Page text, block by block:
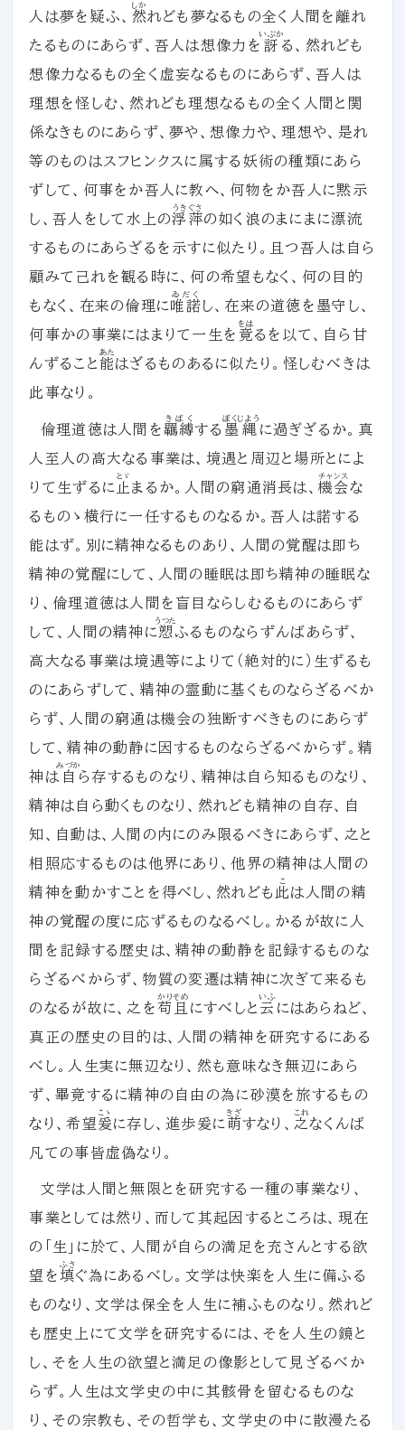
人は夢を疑ふ、 然
しか
れども夢なるもの全く人間を離れ
たるものにあらず、吾人は想像力を 訝
いぶか
る、然れども
想像力なるもの全く虚妄なるものにあらず、吾人は
理想を怪しむ、然れども理想なるもの全く人間と関
係なきものにあらず、夢や、想像力や、理想や、是れ
等のものはスフヒンクスに属する妖術の種類にあら
ずして、何事をか吾人に教へ、何物をか吾人に黙示
し、吾人をして水上の浮萍
うきぐさ
の如く浪のまにまに漂流
するものにあらざるを示すに似たり。且つ吾人は自ら
顧みて己れを観る時に、何の希望もなく、何の目的
もなく、在来の倫理に唯諾
ゐだく
し、在来の道徳を墨守し、
何事かの事業にはまりて一生を 竟
をは
るを以て、自ら甘
んずること能
あた
はざるものあるに似たり。怪しむべきは
此事なり。
倫理道徳は人間を羈縛
きばく
する 墨縄
ぼくじよう
に過ぎざるか。真
人至人の高大なる事業は、境遇と周辺と場所とによ
りて生ずるに 止
とゞ
まるか。人間の窮通消長は、 機会
チャンス
な
るものゝ横行に一任するものなるか。吾人は諾する
能はず。別に精神なるものあり、人間の覚醒は即ち
精神の覚醒にして、人間の睡眠は即ち精神の睡眠な
り、倫理道徳は人間を盲目ならしむるものにあらず
して、人間の精神に愬
うつた
ふるものならずんばあらず、
高大なる事業は境遇等によりて（絶対的に）生ずるも
のにあらずして、精神の霊動に基くものならざるべか
らず、人間の窮通は機会の独断すべきものにあらず
して、精神の動静に因するものならざるべからず。精
神は 自
みづか
ら存するものなり、精神は自ら知るものなり、
精神は自ら動くものなり、然れども精神の自存、自
知、自動は、人間の内にのみ限るべきにあらず、之と
相照応するものは他界にあり、他界の精神は人間の
精神を動かすことを得べし、然れども 此
こ
は人間の精
神の覚醒の度に応ずるものなるべし。かるが故に人
間を記録する歴史は、精神の動静を記録するものな
らざるべからず、物質の変遷は精神に次ぎて来るも
のなるが故に、之を 苟且
かりそめ
にすべしと 云
いふ
にはあらねど、
真正の歴史の目的は、人間の精神を研究するにある
べし。人生実に無辺なり、然も意味なき無辺にあら
ず、畢竟するに精神の自由の為に砂漠を旅するもの
なり、希望爰
こゝ
に存し、進歩爰に萌
きざ
すなり、 之
これ
なくんば
凡ての事皆虚偽なり。
文学は人間と無限とを研究する一種の事業なり、
事業としては然り、而して其起因するところは、現在
の「生」に於て、人間が自らの満足を充さんとする欲
望を填
ふさ
ぐ為にあるべし。文学は快楽を人生に備ふる
ものなり、文学は保全を人生に補ふものなり。然れど
も歴史上にて文学を研究するには、そを人生の鏡と
し、そを人生の欲望と満足の像影として見ざるべか
らず。人生は文学史の中に其骸骨を留むるものな
り、その宗教も、その哲学も、文学史の中に散漫たる